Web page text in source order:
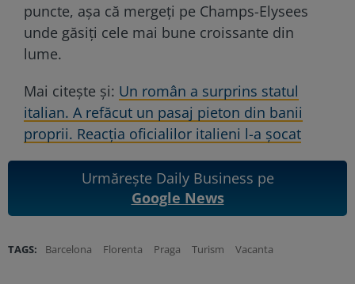
puncte, așa că mergeți pe Champs-Elysees
unde găsiți cele mai bune croissante din
lume.
Mai citește și: Un român a surprins statul
italian. A refăcut un pasaj pieton din banii
proprii. Reacția oficialilor italieni l-a șocat
Urmărește Daily Business pe
Google News
TAGS: Barcelona Florenta Praga Turism Vacanta